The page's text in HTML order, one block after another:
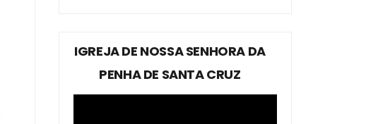
IGREJA DE NOSSA SENHORA DA
PENHA DE SANTA CRUZ